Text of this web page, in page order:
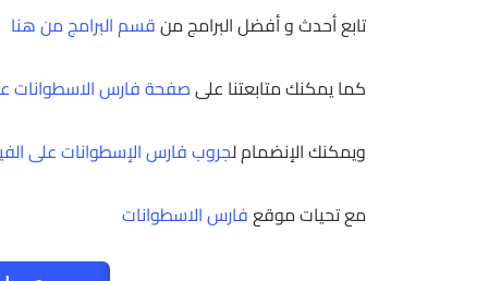
تابع أحدث و أفضل البرامج منقسم البرامج من هنا
كما يمكنك متابعتنا علىصفحة فارس الاسطوانات
ويمكنك الإنضمام لجروب فارس الإسطوانات على
مع تحيات موقعفارس الاسطوانات